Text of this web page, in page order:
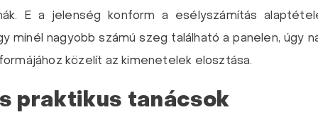
E a jelenség konform a esélyszámítás
minél nagyobb számú szeg található a panelen, úgy
közelít az kimenetelek elosztása.
praktikus tanácsok